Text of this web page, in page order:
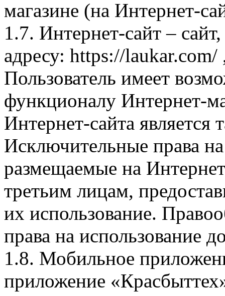
магазине (на Интернет-
1.7. Интернет-сайт –
адресу: https://laukar.com/
Пользователь имеет
функционалу Интернет-
Интернет-сайта
Исключительные права
размещаемые на
третьим лицам,
их использование.
права на использование
1.8. Мобильное
приложение